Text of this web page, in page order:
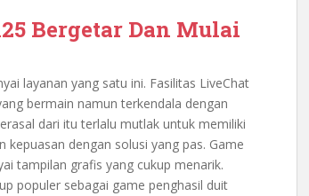
Bergetar Dan Mulai
layanan yang satu ini. Fasilitas LiveChat
bermain namun terkendala dengan
dari itu terlalu mutlak untuk memiliki
dengan solusi yang pas. Game
tampilan grafis yang cukup menarik.
populer sebagai game penghasil duit